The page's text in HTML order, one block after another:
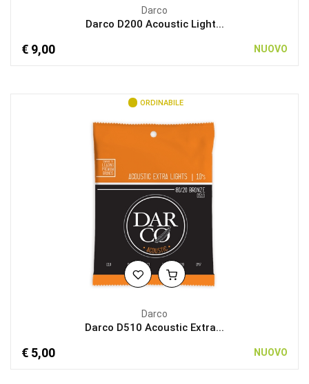
Darco
Darco D200 Acoustic Light...
€ 9,00 NUOVO
ORDINABILE
Darco
Darco D510 Acoustic Extra...
€ 5,00 NUOVO